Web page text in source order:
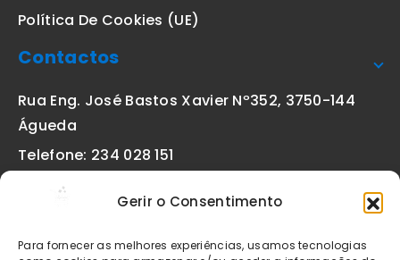
Gerir o Consentimento
Para fornecer as melhores experiências, usamos tecnologias
Política De Cookies (UE)
Contactos
Rua Eng. José Bastos Xavier Nº352, 3750-144
Águeda
Telefone: 234 028 151
geral@etiquetas-online.pt